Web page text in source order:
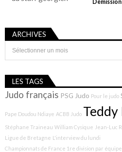
ARCHIVES
Archives
LES TAGS
Judo français PSG Judo Pour le judo
Pape Doudou Ndiaye ACBB Judo
Stéphane Traineau William Cysique Jean-Luc
Ligue de Bretagne L'interview du lundi
Championnats de France 1re division par